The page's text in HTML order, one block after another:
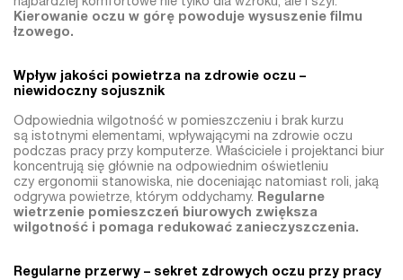
najbardziej komfortowe nie tylko dla wzroku, ale i szyi.
Kierowanie oczu w górę powoduje wysuszenie filmu
łzowego.
Wpływ jakości powietrza na zdrowie oczu –
niewidoczny sojusznik
Odpowiednia wilgotność w pomieszczeniu i brak kurzu
są istotnymi elementami, wpływającymi na zdrowie oczu
podczas pracy przy komputerze. Właściciele i projektanci biur
koncentrują się głównie na odpowiednim oświetleniu
czy ergonomii stanowiska, nie doceniając natomiast roli, jaką
odgrywa powietrze, którym oddychamy. Regularne
wietrzenie pomieszczeń biurowych zwiększa
wilgotność i pomaga redukować zanieczyszczenia.
Regularne przerwy – sekret zdrowych oczu przy pracy